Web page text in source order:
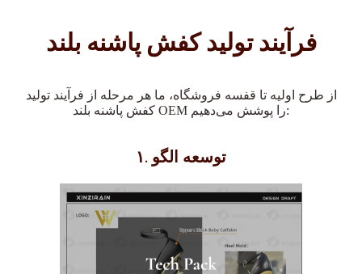
فرآیند تولید کفش پاشنه بلند
از طرح اولیه تا قفسه فروشگاه، ما هر مرحله از فرآیند تولید
کفش پاشنه بلند OEM را پوشش می‌دهیم:
۱. توسعه الگو